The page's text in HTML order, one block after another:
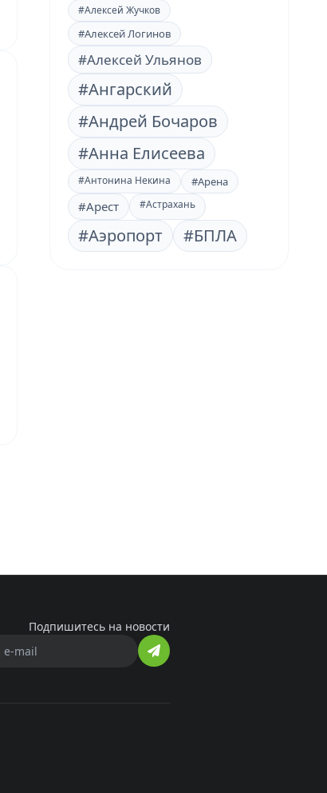
#Алексей Жучков
#Алексей Логинов
#Алексей Ульянов
#Ангарский
#Андрей Бочаров
#Анна Елисеева
#Антонина Некина #Арена
#Арест #Астрахань
#Аэропорт #БПЛА
Подпишитесь на новости